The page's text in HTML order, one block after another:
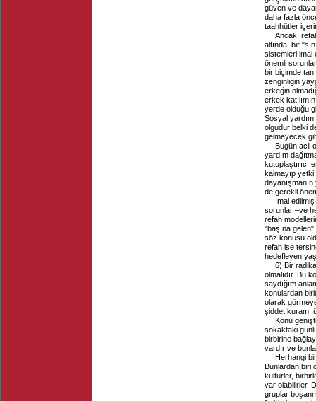
güven ve
daha fazla
taahhütler
Ancak,
altında, bir
sistemleri imal
önemli
bir biçimde
zenginliğin
erkeğin
erkek
yerde olduğu
Sosyal yardım
olgudur belki
gelmeyecek
Bugün acil
yardım
kutuplaştırıcı
kalmayıp
dayanışmanın
de gerekli
İmal
sorunlar –ve
refah
"başına
söz konusu
refah ise
hedefleyen
6) Bir
olmalıdır. Bu
saydığım
konulardan
olarak
şiddet kuramı
Konu
sokaktaki
birbirine
vardır ve
Herhangi
Bunlardan biri
kültürler,
var olabilirler.
gruplar